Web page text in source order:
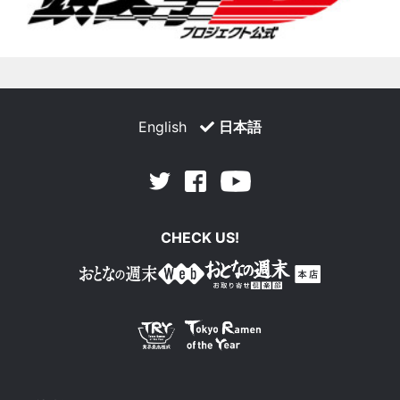
English 日本語
Twitter Facebook
CHECK US!